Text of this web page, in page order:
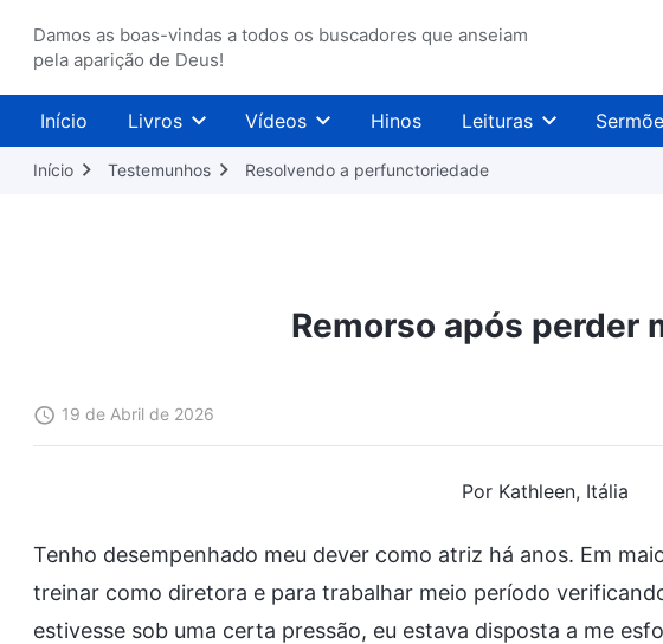
Damos as boas-vindas a todos os buscadores que anseiam
pela aparição de Deus!
Início Livros Vídeos Hinos Leituras
Início Testemunhos Resolvendo a perfunctoriedade
Remorso após perder
19 de Abril de 2026
Por Kathleen, Itália
Tenho desempenhado meu dever como atriz há anos. Em
treinar como diretora e para trabalhar meio período
estivesse sob uma certa pressão, eu estava disposta a me